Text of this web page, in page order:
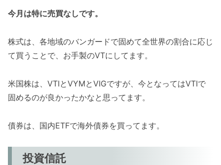
今月は特に売買なしです。
株式は、各地域のバンガードで固めて全世界の割合に応じ
て買うことで、お手製のVTにしてます。
米国株は、VTIとVYMとVIGですが、今となってはVTIで
固めるのが良かったかなと思ってます。
債券は、国内ETFで海外債券を買ってます。
投資信託